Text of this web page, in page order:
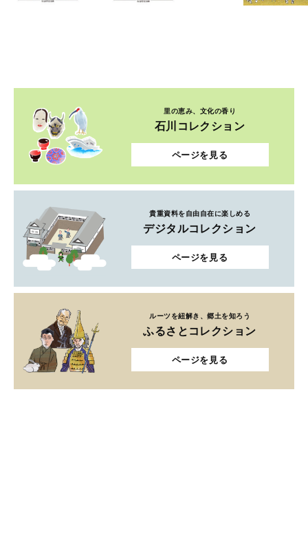
里の恵み、文化の香り
石川コレクション
ページを見る
貴重資料を自由自在に楽しめる
デジタルコレクション
ページを見る
ルーツを紐解き、郷土を知ろう
ふるさとコレクション
ページを見る